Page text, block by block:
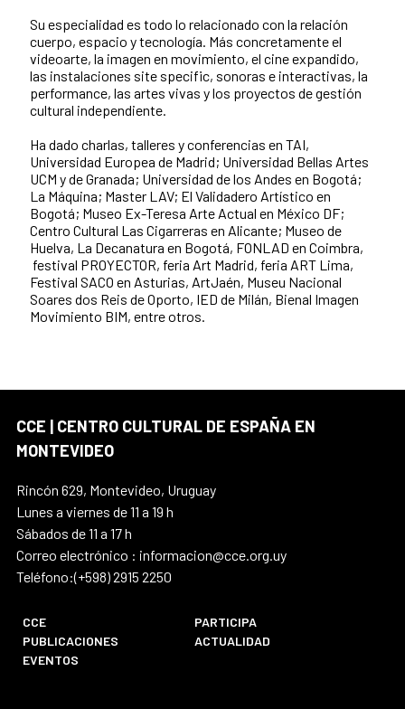
Su especialidad es todo lo relacionado con la relación
cuerpo, espacio y tecnología. Más concretamente el
videoarte, la imagen en movimiento, el cine expandido,
las instalaciones site specific, sonoras e interactivas, la
performance, las artes vivas y los proyectos de gestión
cultural independiente.
Ha dado charlas, talleres y conferencias en TAI,
Universidad Europea de Madrid; Universidad Bellas Artes
UCM y de Granada; Universidad de los Andes en Bogotá;
La Máquina; Master LAV; El Validadero Artístico en
Bogotá; Museo Ex-Teresa Arte Actual en México DF;
Centro Cultural Las Cigarreras en Alicante; Museo de
Huelva, La Decanatura en Bogotá, FONLAD en Coimbra,
festival PROYECTOR, feria Art Madrid, feria ART Lima,
Festival SACO en Asturias, ArtJaén, Museu Nacional
Soares dos Reis de Oporto, IED de Milán, Bienal Imagen
Movimiento BIM, entre otros.
CCE | CENTRO CULTURAL DE ESPAÑA EN
MONTEVIDEO
Rincón 629, Montevideo, Uruguay
Lunes a viernes de 11 a 19 h
Sábados de 11 a 17 h
Correo electrónico : informacion@cce.org.uy
Teléfono:(+598) 2915 2250
CCE
PARTICIPA
PUBLICACIONES
ACTUALIDAD
EVENTOS